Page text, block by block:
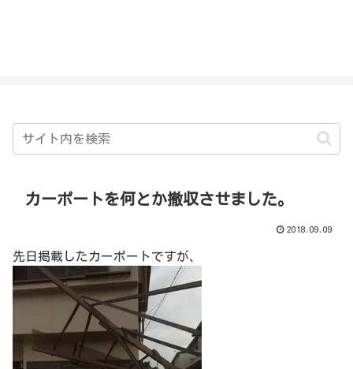
カーポートを何とか撤収させました。
2018.09.09
先日掲載したカーポートですが、